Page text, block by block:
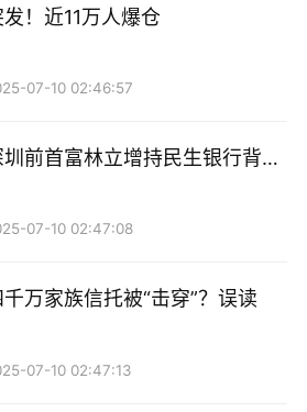
的日常运转，却无法中断资本市
标准，派驻关键岗位核心人员进
不中断、交易业务等平稳运行，
遍执行最小化在岗要求。”深圳
表示，公司采取了非必要居家远
保留必要人员驻守。基金经理无
权由交易员或者基金经理助理完
发！近11万人爆仓
07-10 02:46:57
圳前首富林立增持民生银行背后
07-10 02:47:08
千万家族信托被“击穿”？误读
07-10 02:47:13